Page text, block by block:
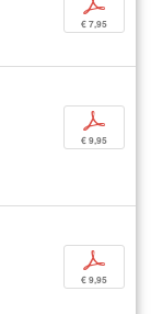
p
€ 7,95
p
€ 9,95
p
€ 9,95